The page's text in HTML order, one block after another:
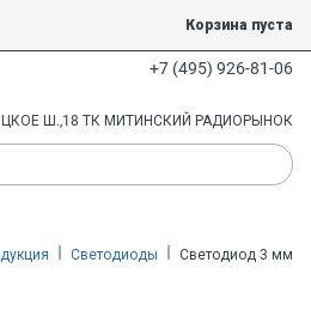
Корзина пуста
+7 (495) 926-81-06
Ш.,18 ТК МИТИНСКИЙ РАДИОРЫНОК
Светодиоды
Светодиод 3 мм